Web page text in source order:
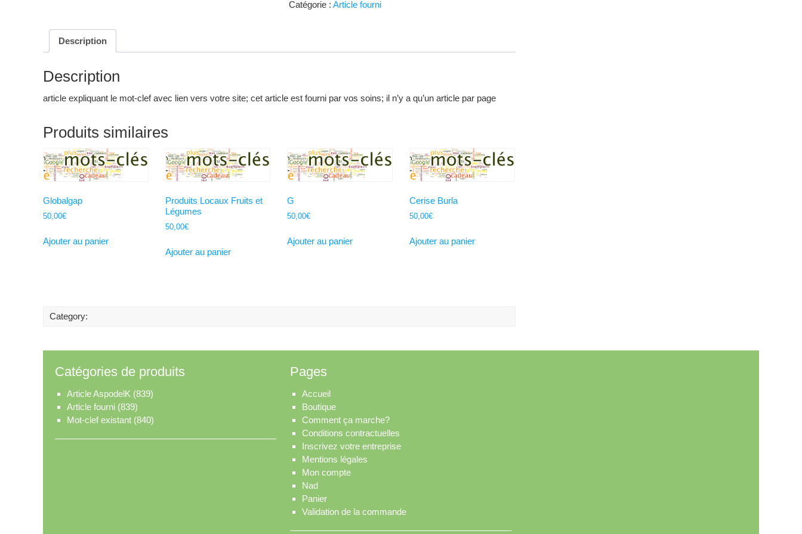
corps
Catégorie : Article fourni
Description
Description
article expliquant le mot-clef avec lien vers votre site; cet article est fourni par vos soins; il n’y a qu’un article par page
Produits similaires
Globalgap
50,00€
Ajouter au panier
Produits Locaux Fruits et
Légumes
50,00€
Ajouter au panier
G
50,00€
Ajouter au panier
Cerise Burla
50,00€
Ajouter au panier
Category:
Catégories de produits
Article AspodelK (839)
Article fourni (839)
Mot-clef existant (840)
Pages
Accueil
Boutique
Comment ça marche?
Conditions contractuelles
Inscrivez votre entreprise
Mentions légales
Mon compte
Nad
Panier
Validation de la commande